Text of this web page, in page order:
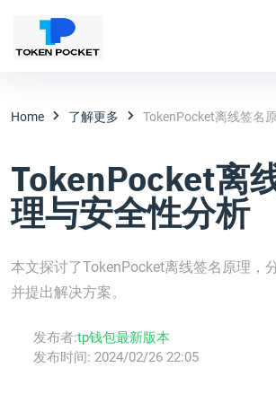
Home 了解更多 TokenPocket离线签名
TokenPocket离
理与安全性分析
本文探讨了TokenPocket离线签名原理，
并提出解决方案。
发布者:tp钱包最新版本
发布时间: 2024/02/26 22:05